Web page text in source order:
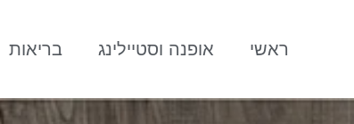
ראשי אופנה וסטיילינג בריאות